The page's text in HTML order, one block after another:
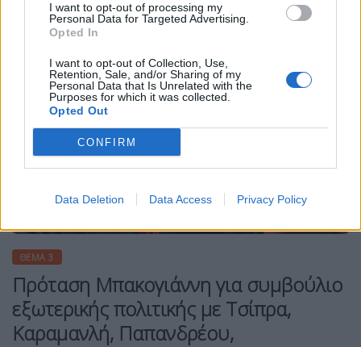
I want to opt-out of processing my
Personal Data for Targeted Advertising.
Opted In
I want to opt-out of Collection, Use,
Retention, Sale, and/or Sharing of my
Personal Data that Is Unrelated with the
Purposes for which it was collected.
Opted Out
CONFIRM
Data Deletion Data Access Privacy Policy
ΘΈΜΑ 3
Πρόταση Μπακογιάννη για συμβούλιο
εξωτερικής πολιτικής με Τσίπρα,
Καραμανλή, Παπανδρέου,